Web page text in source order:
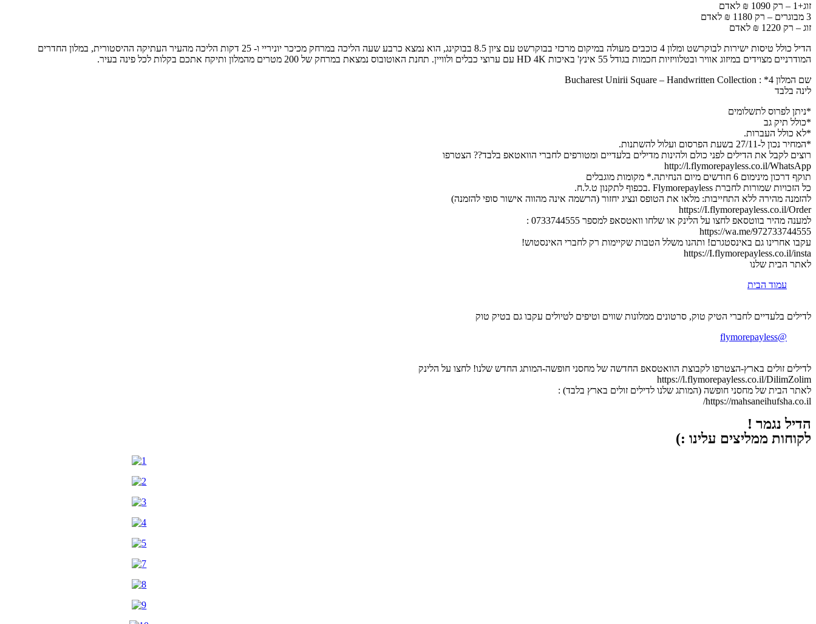
זוג+1 – רק 1090 ₪ לאדם
3 מבוגרים – רק 1180 ₪ לאדם
זוג – רק 1220 ₪ לאדם
הדיל כולל טיסות ישירות לבוקרשט ומלון 4 כוכבים מעולה במיקום מרכזי בבוקרשט עם ציון 8.5 בבוקינג, הוא נמצא כרבע שעה הליכה במרחק מכיכר יוניריי ו- 25 דקות הליכה מהעיר העתיקה ההיסטורית, במלון החדרים
המודרניים מצוידים במיזוג אוויר ובטלוויזיות חכמות בגודל 55 אינץ' באיכות HD 4K עם ערוצי כבלים ולוויין. תחנת האוטובוס נמצאת במרחק של 200 מטרים מהמלון ותיקח אתכם בקלות לכל פינה בעיר.
שם המלון 4* : Bucharest Unirii Square – Handwritten Collection
לינה בלבד
*ניתן לפרוס לתשלומים
*כולל תיק גב
*לא כולל העברות.
*המחיר נכון ל-27/11 בשעת הפרסום ועלול להשתנות.
רוצים לקבל את הדילים לפני כולם ולהינות מדילים בלעדיים ומטורפים לחברי הוואטאפ בלבד?? הצטרפו
http://l.flymorepayless.co.il/WhatsApp
תוקף דרכון מינימום 6 חודשים מיום הנחיתה.* מקומות מוגבלים
כל הזכויות שמורות לחברת Flymorepayless .בכפוף לתקנון ט.ל.ח.
להזמנה מהירה ללא התחייבות: מלאו את הטופס ונציג יחזור (הרשמה אינה מהווה אישור סופי להזמנה)
https://I.flymorepayless.co.il/Order
למענה מהיר בווטסאפ לחצו על הלינק או שלחו וואטסאפ למספר 0733744555 :
https://wa.me/972733744555
עקבו אחרינו גם באינסטגרם! ותהנו משלל הטבות שקיימות רק לחברי האינסטוש!
https://I.flymorepayless.co.il/insta
לאתר הבית שלנו
עמוד הבית
לדילים בלעדיים לחברי הטיק טוק, סרטונים ממלונות שווים וטיפים לטיולים עקבו גם בטיק טוק
@flymorepayless
לדילים זולים בארץ-הצטרפו לקבוצת הוואטסאפ החדשה של מחסני חופשה-המותג החדש שלנו! לחצו על הלינק
https://l.flymorepayless.co.il/DilimZolim
לאתר הבית של מחסני חופשה (המותג שלנו לדילים זולים בארץ בלבד) :
https://mahsaneihufsha.co.il/
הדיל נגמר !
לקוחות ממליצים עלינו :)